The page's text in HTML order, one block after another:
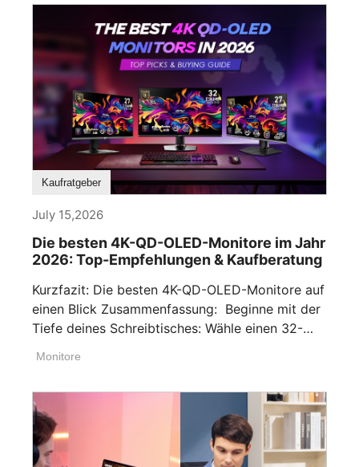
Kaufratgeber
July 15,2026
Die besten 4K-QD-OLED-Monitore im Jahr
2026: Top-Empfehlungen & Kaufberatung
Kurzfazit: Die besten 4K-QD-OLED-Monitore auf
einen Blick Zusammenfassung: Beginne mit der
Tiefe deines Schreibtisches: Wähle einen 32-
Monitore